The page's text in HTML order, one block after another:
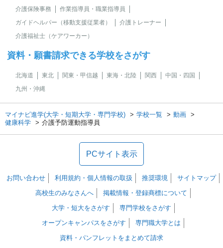
介護保険事務
作業指導員・職業指導員
ガイドヘルパー（移動支援従業者）
介護トレーナー
介護福祉士（ケアワーカー）
資料・願書請求できる学校をさがす
北海道 東北 関東・甲信越 東海・北陸 関西
中国・四国
九州・沖縄
マイナビ進学(大学・短期大学・専門学校) 学校一覧
動画
健康科学
介護予防運動指導員
PCサイト表示
お問い合わせ 利用規約・個人情報の取扱 推奨環境
サイトマップ
高校生のみなさんへ
掲載情報・登録商標について
大学・短大をさがす
専門学校をさがす
オープンキャンパスをさがす
専門職大学とは
資料・パンフレットをまとめて請求